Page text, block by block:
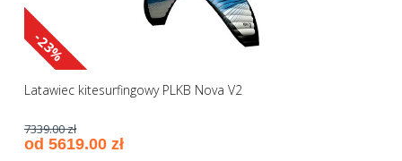
-23%
Latawiec kitesurfingowy PLKB Nova V2
7339.00 zł
od 5619.00 zł